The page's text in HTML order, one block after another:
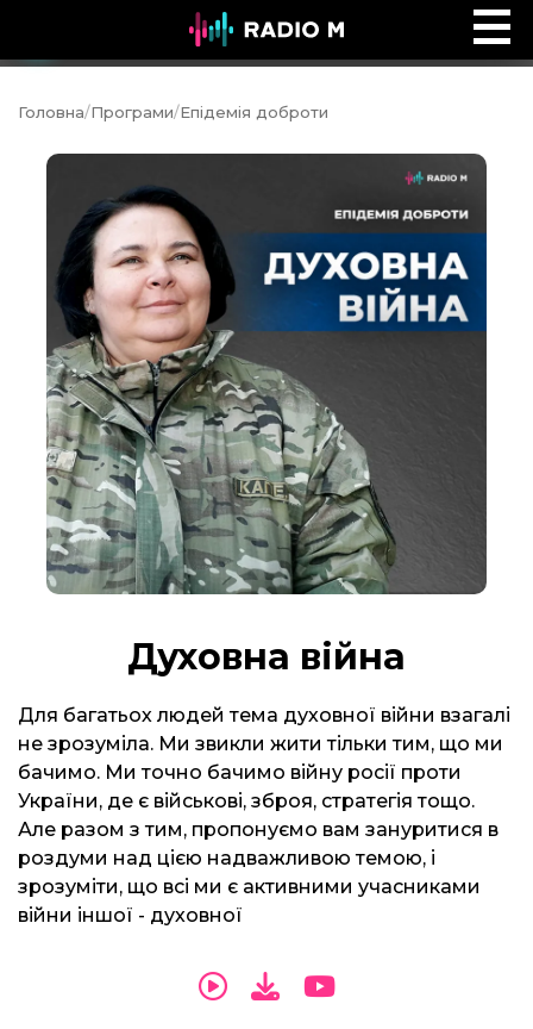
Ефір Radio M
Головна/Програми/Епідемія доброти
Духовна війна
Для багатьох людей тема духовної війни взагалі
не зрозуміла. Ми звикли жити тільки тим, що ми
бачимо. Ми точно бачимо війну росії проти
України, де є військові, зброя, стратегія тощо.
Але разом з тим, пропонуємо вам зануритися в
роздуми над цією надважливою темою, і
зрозуміти, що всі ми є активними учасниками
війни іншої - духовної